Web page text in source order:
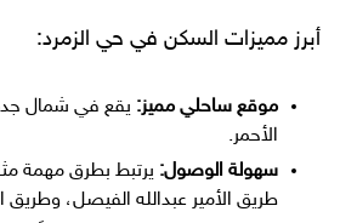
أبرز مميزات السكن في حي الزمرد:
موقع ساحلي مميز: يقع في شمال جدة
الأحمر.
سهولة الوصول: يرتبط بطرق مهمة
طريق الأمير عبدالله الفيصل، وطريق